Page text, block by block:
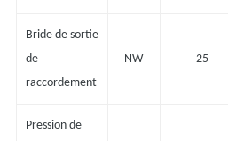
Bride de sortie
de
raccordement
NW 25
Pression de